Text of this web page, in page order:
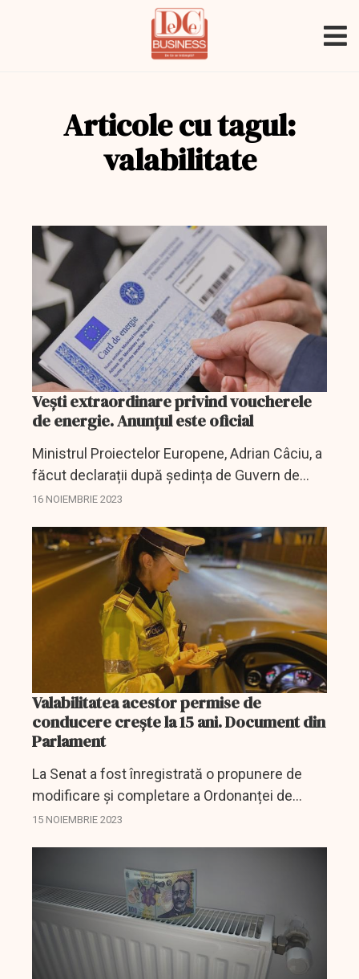
Articole cu tagul:
valabilitate
Vești extraordinare privind voucherele
de energie. Anunțul este oficial
Ministrul Proiectelor Europene, Adrian Câciu, a
făcut declarații după ședința de Guvern de
astăzi.
16 NOIEMBRIE 2023
Valabilitatea acestor permise de
conducere crește la 15 ani. Document din
Parlament
La Senat a fost înregistrată o propunere de
modificare și completare a Ordonanței de
urgență a Guvernului privind circulația pe
15 NOIEMBRIE 2023